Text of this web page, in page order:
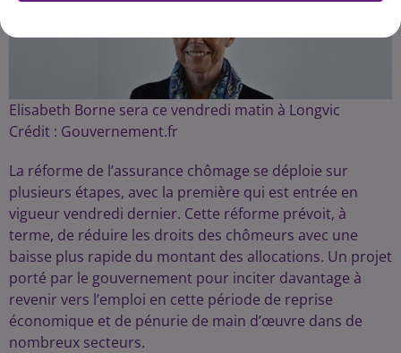
Elisabeth Borne sera ce vendredi matin à Longvic
Crédit : Gouvernement.fr
La réforme de l’assurance chômage se déploie sur
plusieurs étapes, avec la première qui est entrée en
vigueur vendredi dernier. Cette réforme prévoit, à
terme, de réduire les droits des chômeurs avec une
baisse plus rapide du montant des allocations. Un projet
porté par le gouvernement pour inciter davantage à
revenir vers l’emploi en cette période de reprise
économique et de pénurie de main d’œuvre dans de
nombreux secteurs.